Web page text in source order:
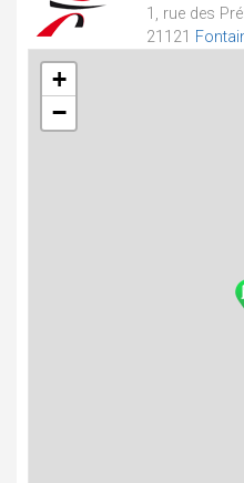
1, rue des
21121
+
−